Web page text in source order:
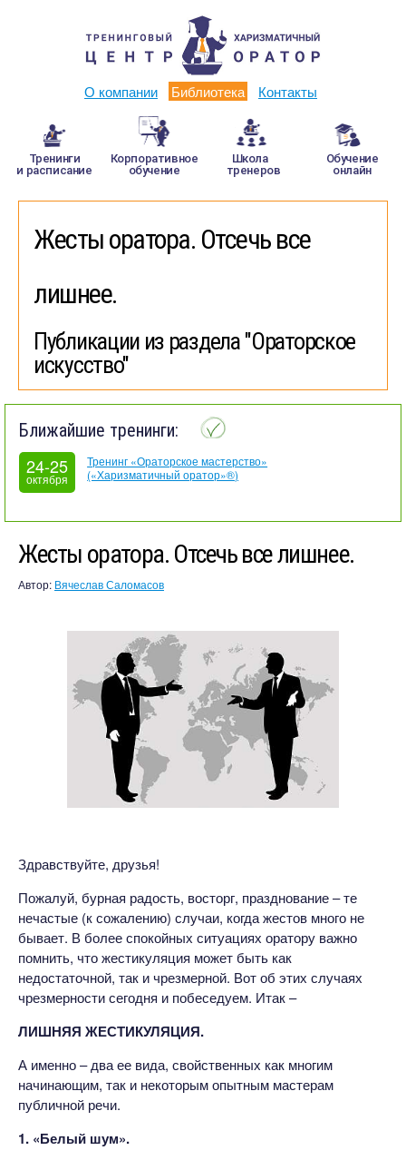
О компании Библиотека Контакты
Тренинги
и расписание
Корпоративное
обучение
Школа
тренеров
Обучение
онлайн
Жесты оратора. Отсечь все
лишнее.
Публикации из раздела "Ораторское
искусство"
Ближайшие тренинги:
24-25
октября
Тренинг «Ораторское мастерство»
(«Харизматичный оратор»®)
Жесты оратора. Отсечь все лишнее.
Автор: Вячеслав Саломасов
Здравствуйте, друзья!
Пожалуй, бурная радость, восторг, празднование – те
нечастые (к сожалению) случаи, когда жестов много не
бывает. В более спокойных ситуациях оратору важно
помнить, что жестикуляция может быть как
недостаточной, так и чрезмерной. Вот об этих случаях
чрезмерности сегодня и побеседуем. Итак –
ЛИШНЯЯ ЖЕСТИКУЛЯЦИЯ.
А именно – два ее вида, свойственных как многим
начинающим, так и некоторым опытным мастерам
публичной речи.
1. «Белый шум».